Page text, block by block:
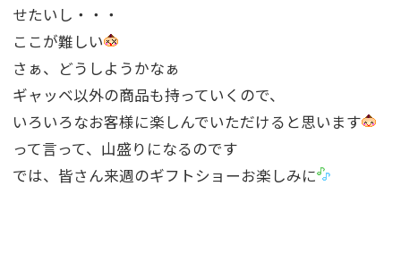
せたいし・・・
ここが難しい
さぁ、どうしようかなぁ
ギャッベ以外の商品も持っていくので、
いろいろなお客様に楽しんでいただけると思います
って言って、山盛りになるのです
では、皆さん来週のギフトショーお楽しみに